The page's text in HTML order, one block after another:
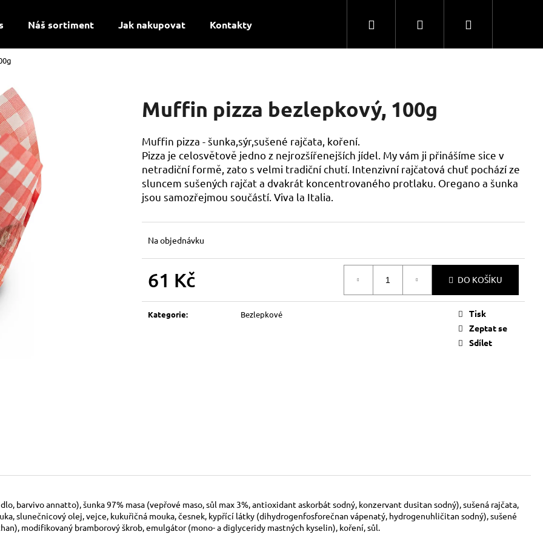
Náš sortiment Jak nakupovat Kontakty Hledat PřihlášeníNákupní
Muffin pizza bezlepkový, 100g
Muffin pizza - šunka,sýr,sušené rajčata, koření.
Pizza je celosvětově jedno z nejrozšířenejších jídel. My vám ji přinášíme sice v
netradiční formě, zato s velmi tradiční chutí. Intenzivní rajčatová chuť pochází ze
sluncem sušených rajčat a dvakrát koncentrovaného protlaku. Oregano a šunka
jsou samozřejmou součástí. Viva la Italia.
Na objednávku
61 Kč DO KOŠÍKU
Kategorie: Bezlepkové
Tisk
Zeptat se
Sdílet
barvivo annatto), šunka 97% masa (vepřové maso, sůl max 3%, antioxidant askorbát sodný, konzervant dusitan sodný), sušená rajčata,
slunečnicový olej, vejce, kukuřičná mouka, česnek, kypřící látky (dihydrogenfosforečnan vápenatý, hydrogenuhličitan sodný), sušené
modifikovaný bramborový škrob, emulgátor (mono- a diglyceridy mastných kyselin), koření, sůl.
HLEDAT
Kč